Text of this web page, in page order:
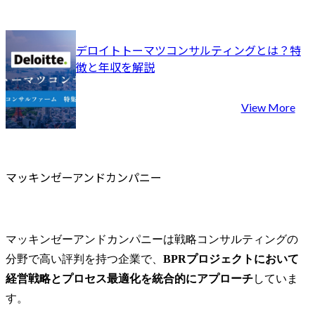
デロイトトーマツコンサルティングとは？特
徴と年収を解説
View More
マッキンゼーアンドカンパニー
マッキンゼーアンドカンパニーは戦略コンサルティングの
分野で高い評判を持つ企業で、 BPRプロジェクトにおいて
経営戦略とプロセス最適化を統合的にアプローチしていま
す。